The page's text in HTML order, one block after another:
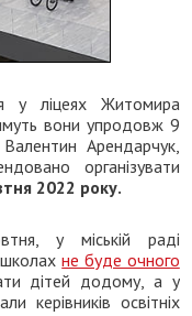
у ліцеях Житомира
вони упродовж 9
Арендарчук,
організувати
2022 року.
у міській раді
школахне буде очного
дітей додому, а у
керівників освітніх